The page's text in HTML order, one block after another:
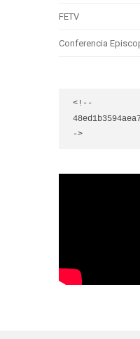
FETV
Conferencia
<!--
->